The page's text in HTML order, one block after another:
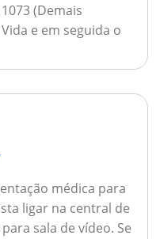
(Demais
e em seguida o
médica para
ligar na central de
sala de vídeo. Se